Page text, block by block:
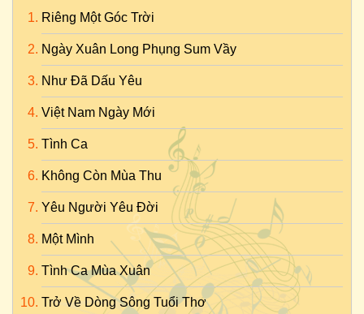
Riêng Một Góc Trời
Ngày Xuân Long Phụng Sum Vầy
Như Đã Dấu Yêu
Việt Nam Ngày Mới
Tình Ca
Không Còn Mùa Thu
Yêu Người Yêu Đời
Một Mình
Tình Ca Mùa Xuân
Trở Về Dòng Sông Tuổi Thơ